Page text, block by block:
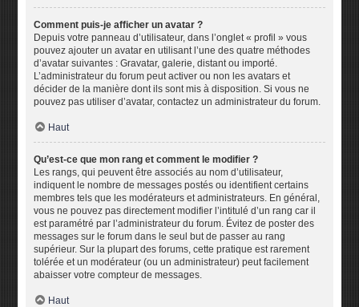
Comment puis-je afficher un avatar ?
Depuis votre panneau d’utilisateur, dans l’onglet « profil » vous
pouvez ajouter un avatar en utilisant l’une des quatre méthodes
d’avatar suivantes : Gravatar, galerie, distant ou importé.
L’administrateur du forum peut activer ou non les avatars et
décider de la manière dont ils sont mis à disposition. Si vous ne
pouvez pas utiliser d’avatar, contactez un administrateur du forum.
Haut
Qu’est-ce que mon rang et comment le modifier ?
Les rangs, qui peuvent être associés au nom d’utilisateur,
indiquent le nombre de messages postés ou identifient certains
membres tels que les modérateurs et administrateurs. En général,
vous ne pouvez pas directement modifier l’intitulé d’un rang car il
est paramétré par l’administrateur du forum. Évitez de poster des
messages sur le forum dans le seul but de passer au rang
supérieur. Sur la plupart des forums, cette pratique est rarement
tolérée et un modérateur (ou un administrateur) peut facilement
abaisser votre compteur de messages.
Haut